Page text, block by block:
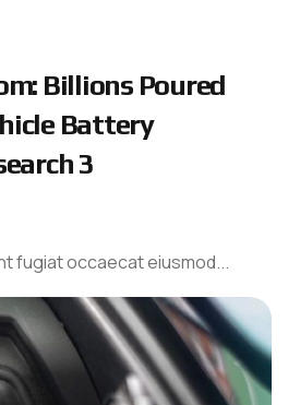
m: Billions Poured
hicle Battery
earch 3
fugiat occaecat eiusmod...